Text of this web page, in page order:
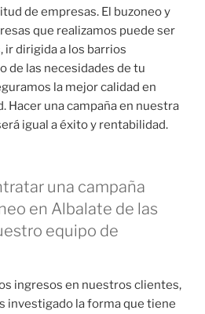
de empresas. El buzoneo y
que realizamos puede ser
ir dirigida a los barrios
de las necesidades de tu
la mejor calidad en
Hacer una campaña en nuestra
igual a éxito y rentabilidad.
una campaña
en Albalate de las
equipo de
ingresos en nuestros clientes,
investigado la forma que tiene